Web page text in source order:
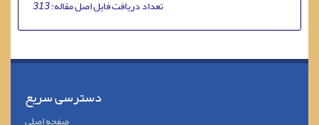
تعداد دریافت فایل اصل مقاله:313
دسترسی سریع